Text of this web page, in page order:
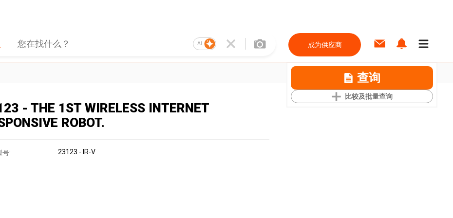
AI 成为供应商
查询
比较及批量查询
- THE 1ST WIRELESS INTERNET
ROBOT.
号: 23123 - IR-V